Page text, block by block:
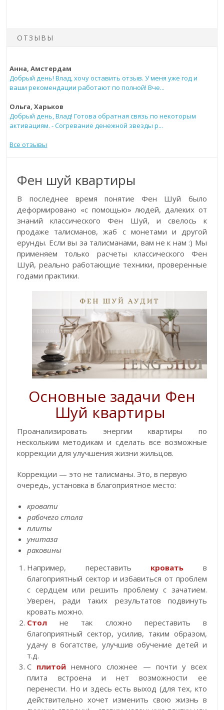
ОТЗЫВЫ
Анна, Амстердам
Добрый день! Влад, хочу оставить отзыв. У меня уже год и
ваши рекомендации работают по полной! Вче...
Ольга, Харьков
Добрый день, Влад! Готова обратная связь по некоторым
активациям. - Согревание денежной звезды р...
Все отзывы
Фен шуй квартиры
В последнее время понятие Фен Шуй было
деформировано «с помощью» людей, далеких от
знаний классического Фен Шуй, и свелось к
продаже талисманов, жаб с монетами и другой
ерунды. Если вы за талисманами, вам не к нам :) Мы
применяем только расчеты классического Фен
Шуй, реально работающие техники, проверенные
годами практики.
Основные задачи Фен
Шуй квартиры
Проанализировать энергии квартиры по
нескольким методикам и сделать все возможные
коррекции для улучшения жизни жильцов.
Коррекции — это не талисманы. Это, в первую
очередь, установка в благоприятное место:
кровати
рабочего стола
плиты
унитаза
раковины
Например, переставить кровать в
благоприятный сектор и избавиться от проблем
с сердцем или решить проблему с зачатием.
Уверен, ради таких результатов подвинуть
кровать можно.
Стол не так сложно переставить в
благоприятный сектор, усилив, таким образом,
удачу в богатстве, улучшив обучение детей и
т.д.
С плитой немного сложнее — почти у всех
плита встроена и нет возможности ее
перенести. Но и здесь есть выход (для тех, кто
действительно хочет изменить свою жизнь в